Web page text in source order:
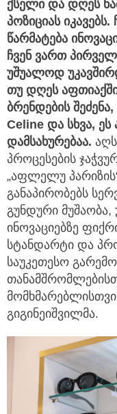
ქსელი და დღეს
პოზიციას
წარმატება
ჩვენ ვართ
უშუალოდ
თუ დღეს
ბრენდების
Celine და სხვა,
დამსახურებაა.
პროცესების
„აფლელუ
განაპირობებს
გუნდური მუშაობა,
ინოვაციებზე
სტანდარტი და
საუკეთესო
გიგინეიშვილმა.